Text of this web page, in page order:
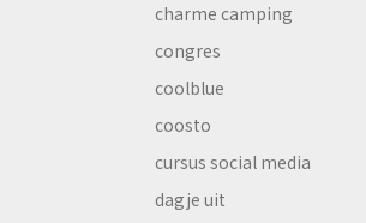
charme camping
congres
coolblue
coosto
cursus social media
dagje uit